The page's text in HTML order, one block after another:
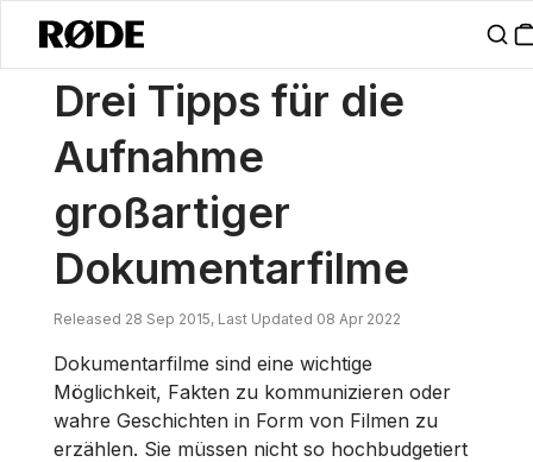
Nachrichten / Drei Tipps Für Die Aufnahme Großartiger
Drei Tipps für die
Aufnahme
großartiger
Dokumentarfilme
Released 28 Sep 2015, Last Updated 08 Apr 2022
Dokumentarfilme sind eine wichtige
Möglichkeit, Fakten zu kommunizieren oder
wahre Geschichten in Form von Filmen zu
erzählen. Sie müssen nicht so hochbudgetiert